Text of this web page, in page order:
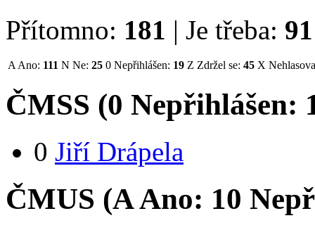
Přítomno: 181 | Je třeba: 91
A Ano: 111 N Ne: 25 0 Nepřihlášen: 19 Z Zdržel se: 45 X
ČMSS (0 Nepřihlášen:
0 Jiří Drápela
ČMUS (AAno: 10